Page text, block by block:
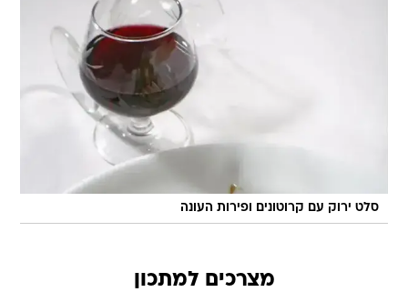
סלט ירוק עם קרוטונים ופירות העונה
מצרכים למתכון